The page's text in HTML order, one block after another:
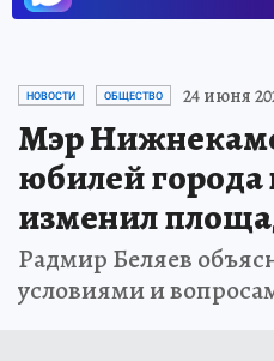
НОВОСТИ ОБЩЕСТВО 24 июня
Мэр
юбилей города
изменил
Радмир Беляев
условиями и